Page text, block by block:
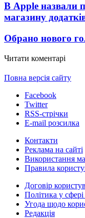
В Apple назвали
магазину
Обрано нового
Читати коментарі
Повна версія сайту
Facebook
Twitter
RSS-стрічки
E-mail розсилка
Контакти
Реклама на сайті
Використання
Правила
Договір
Політика у
Угода щодо
Редакція